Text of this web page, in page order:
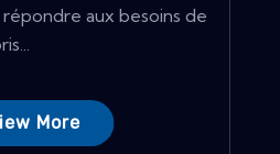
aux besoins de
More